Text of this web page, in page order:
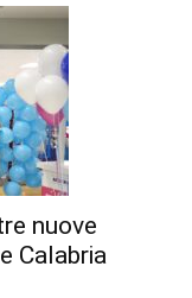
nuove
Calabria